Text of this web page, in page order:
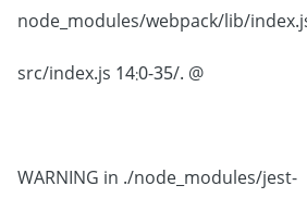
@ ./src/index.js 14:0-35
WARNING in ./node_modules/jest-